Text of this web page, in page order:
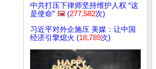
中共打压下律师坚持维护人权 “这
是使命” 🖼️ (277,582次)
习近平对外企施压 美媒：让中国
经济引擎熄火 (18,789次)